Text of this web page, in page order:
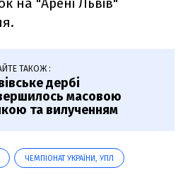
на "Арені Львів"
ТАКОЖ :
дербі
масовою
та вилученням
ЧЕМПІОНАТ УКРАЇНИ, УПЛ